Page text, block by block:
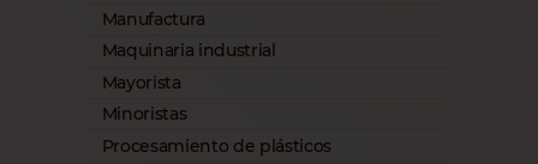
Manufactura
Maquinaria industrial
Mayorista
Minoristas
Procesamiento de plásticos